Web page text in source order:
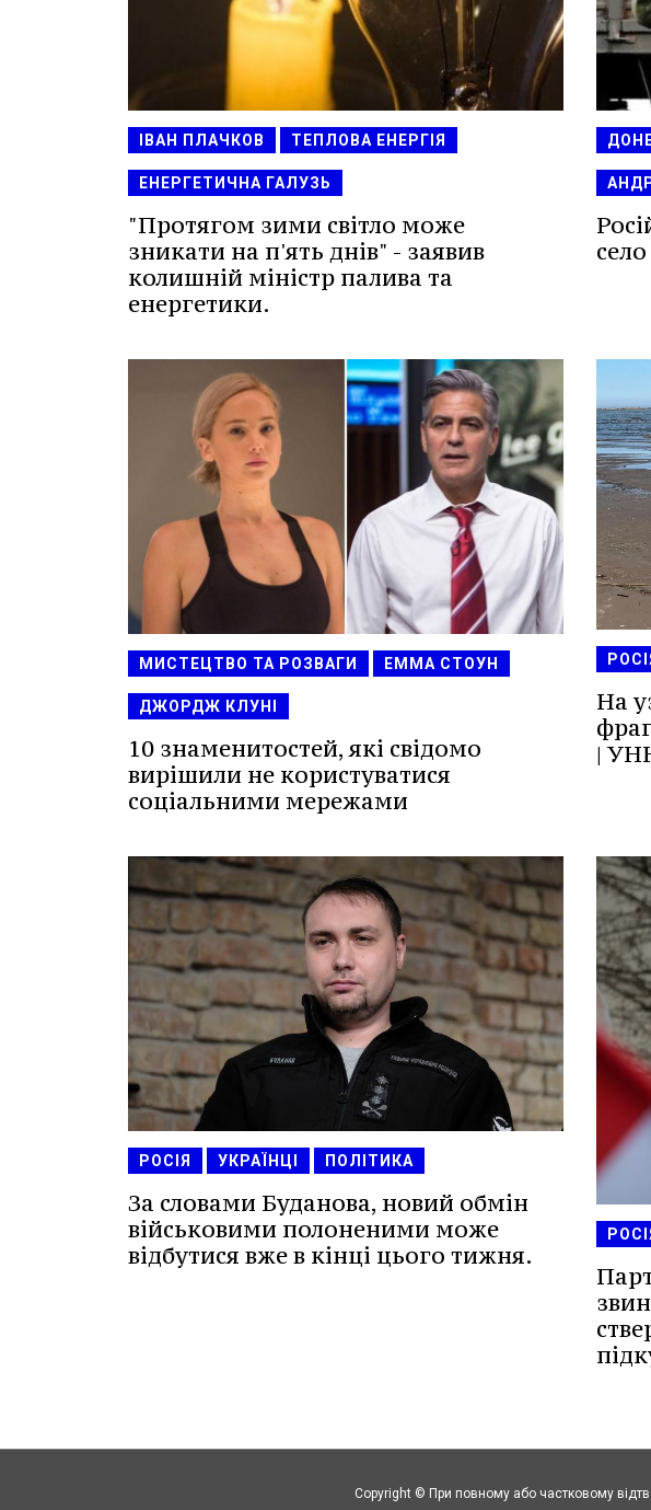
ІВАН ПЛАЧКОВ ТЕПЛОВА ЕНЕРГІЯ
ЕНЕРГЕТИЧНА ГАЛУЗЬ
"Протягом зими світло може
зникати на п'ять днів" - заявив
колишній міністр палива та
енергетики.
МИСТЕЦТВО ТА РОЗВАГИ ЕММА СТОУН
ДЖОРДЖ КЛУНІ
10 знаменитостей, які свідомо
вирішили не користуватися
соціальними мережами
На
|
РОСІЯ УКРАЇНЦІ ПОЛІТИКА
За словами Буданова, новий обмін
військовими полоненими може
відбутися вже в кінці цього тижня.
Copyright © При повному або частковому